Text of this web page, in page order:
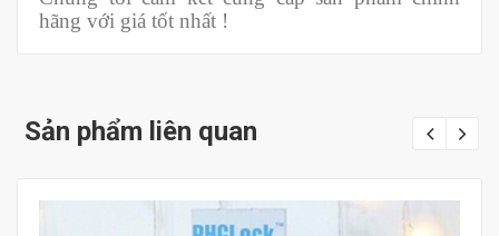
hãng với giá tốt nhất !
Sản phẩm liên quan